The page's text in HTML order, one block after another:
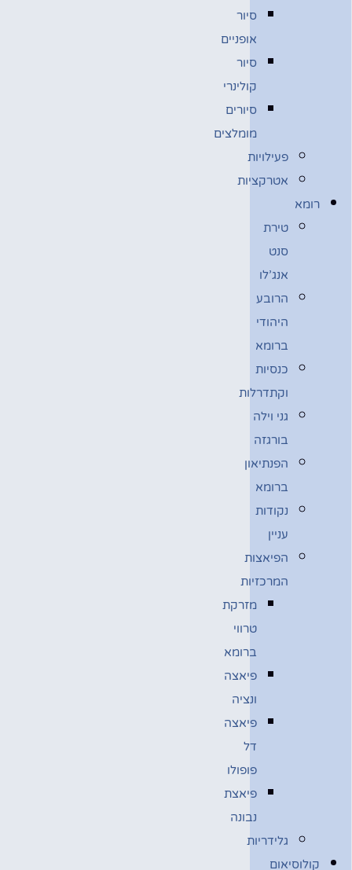
סיור
אופניים
סיור
קולינרי
סיורים
מומלצים
פעילויות
אטרקציות
רומא
טירת
סנט
אנג’לו
הרובע
היהודי
ברומא
כנסיות
וקתדרלות
גני וילה
בורגזה
הפנתיאון
ברומא
נקודות
עניין
הפיאצות
המרכזיות
מזרקת
טרווי
ברומא
פיאצה
ונציה
פיאצה
דל
פופולו
פיאצת
נבונה
גלידריות
קולוסיאום